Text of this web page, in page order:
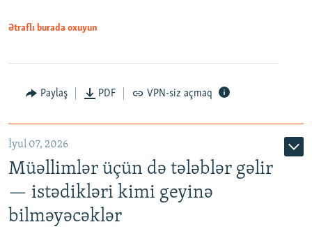
Ətraflı burada oxuyun
Paylaş PDF VPN-siz açmaq
İyul 07, 2026
Müəllimlər üçün də tələblər gəlir
— istədikləri kimi geyinə
bilməyəcəklər